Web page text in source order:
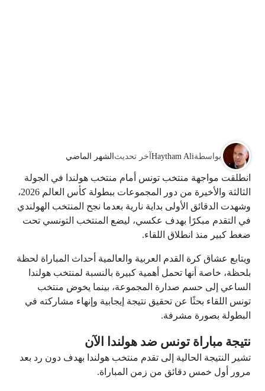
بواسطةHaytham Aliآخر تحديثالشهر الماضي
انطلقت مواجهة منتخب تونس أمام منتخب هولندا في الجولة
الثالثة والأخيرة من دور المجموعات ببطولة كأس العالم 2026،
وشهدت الدقائق الأولى بداية نارية بعدما نجح المنتخب الهولندي
في التقدم مبكرًا بهدف عكسي، ليضع المنتخب التونسي تحت
ضغط كبير منذ انطلاق اللقاء.
ويتابع عشاق كرة القدم العربية والعالمية أحداث المباراة لحظة
بلحظة، خاصة أنها تحمل أهمية كبيرة بالنسبة لمنتخب هولندا
الساعي إلى حسم صدارة المجموعة، بينما يخوض منتخب
تونس اللقاء بحثًا عن تحقيق نتيجة إيجابية وإنهاء مشاركته في
البطولة بصورة مشرفة.
نتيجة مباراة تونس ضد هولندا الآن
تشير النتيجة الحالية إلى تقدم منتخب هولندا بهدف دون رد بعد
مرور أول خمس دقائق من زمن المباراة.